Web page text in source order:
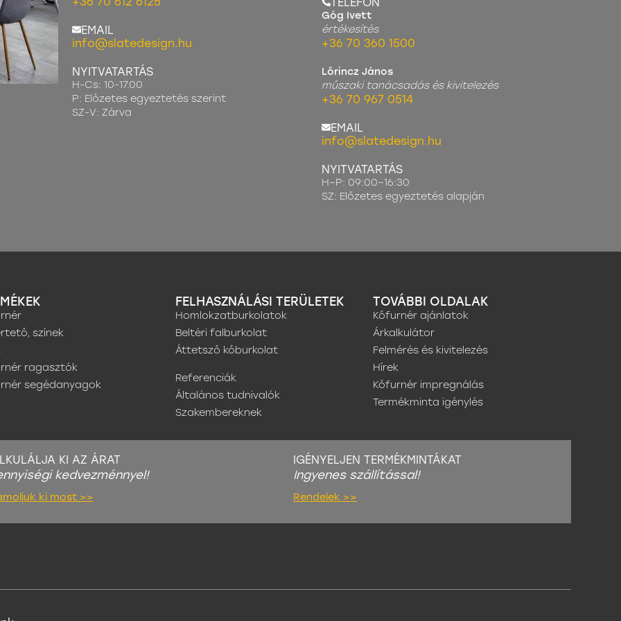
EMAIL
info@slatedesign.hu
NYITVATARTÁS
H-Cs: 10-17.00
P: Előzetes egyeztetés szerint
SZ-V: Zárva
Góg Ivett
értékesítés
+36 70 360 1500
Lőrincz János
műszaki tanácsadás és kivitelezés
+36 70 967 0514
EMAIL
info@slatedesign.hu
NYITVATARTÁS
H–P: 09:00–16:30
SZ: Előzetes egyeztetés alapján
színek
ragasztók
segédanyagok
FELHASZNÁLÁSI TERÜLETEK
Homlokzatburkolatok
Beltéri falburkolat
Áttetsző kőburkolat
Referenciák
Általános tudnivalók
Szakembereknek
TOVÁBBI OLDALAK
Kőfurnér ajánlatok
Árkalkulátor
Felmérés és kivitelezés
Hírek
Kőfurnér impregnálás
Termékminta igénylés
KI AZ ÁRAT
kedvezménnyel!
ki most >>
IGÉNYELJEN TERMÉKMINTÁKAT
Ingyenes szállítással!
Rendelek >>